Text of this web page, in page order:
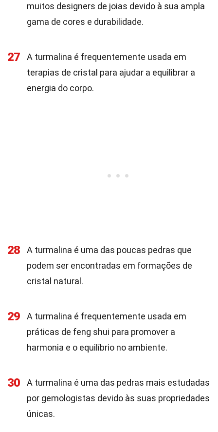
muitos designers de joias devido à sua ampla
gama de cores e durabilidade.
27
A turmalina é frequentemente usada em
terapias de cristal para ajudar a equilibrar a
energia do corpo.
28
A turmalina é uma das poucas pedras que
podem ser encontradas em formações de
cristal natural.
29
A turmalina é frequentemente usada em
práticas de feng shui para promover a
harmonia e o equilíbrio no ambiente.
30
A turmalina é uma das pedras mais estudadas
por gemologistas devido às suas propriedades
únicas.